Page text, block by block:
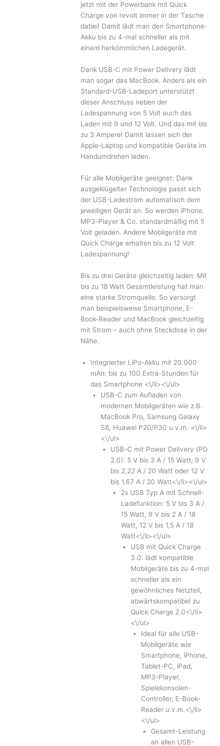
jetzt mit der Powerbank mit Quick
Charge von revolt immer in der Tasche
dabei! Damit lädt man den Smartphone-
Akku bis zu 4-mal schneller als mit
einem herkömmlichen Ladegerät.
Dank USB-C mit Power Delivery lädt
man sogar das MacBook. Anders als ein
Standard-USB-Ladeport unterstützt
dieser Anschluss neben der
Ladespannung von 5 Volt auch das
Laden mit 9 und 12 Volt. Und das mit bis
zu 3 Ampere! Damit lassen sich der
Apple-Laptop und kompatible Geräte im
Handumdrehen laden.
Für alle Mobilgeräte geeignet: Dank
ausgeklügelter Technologie passt sich
der USB-Ladestrom automatisch dem
jeweiligen Gerät an. So werden iPhone,
MP3-Player & Co. standardmäßig mit 5
Volt geladen. Andere Mobilgeräte mit
Quick Charge erhalten bis zu 12 Volt
Ladespannung!
Bis zu drei Geräte gleichzeitig laden: Mit
bis zu 18 Watt Gesamtleistung hat man
eine starke Stromquelle. So versorgt
man beispielsweise Smartphone, E-
Book-Reader und MacBook gleichzeitig
mit Strom – auch ohne Steckdose in der
Nähe.
Integrierter LiPo-Akku mit 20.000
mAh: bis zu 100 Extra-Stunden für
das Smartphone <\/li><\/ul>
USB-C zum Aufladen von
modernen Mobilgeräten wie z.B.
MacBook Pro, Samsung Galaxy
S8, Huawei P20/P30 u.v.m. <\/li>
<\/ul>
USB-C mit Power Delivery (PD
2.0): 5 V bis 3 A / 15 Watt, 9 V
bis 2,22 A / 20 Watt oder 12 V
bis 1,67 A / 20 Watt<\/li><\/ul>
2x USB Typ A mit Schnell-
Ladefunktion: 5 V bis 3 A /
15 Watt, 9 V bis 2 A / 18
Watt, 12 V bis 1,5 A / 18
Watt<\/li><\/ul>
USB mit Quick Charge
3.0: lädt kompatible
Mobilgeräte bis zu 4-mal
schneller als ein
gewöhnliches Netzteil,
abwärtskompatibel zu
Quick Charge 2.0<\/li>
<\/ul>
Ideal für alle USB-
Mobilgeräte wie
Smartphone, iPhone,
Tablet-PC, iPad,
MP3-Player,
Spielekonsolen-
Controller, E-Book-
Reader u.v.m.<\/li>
<\/ul>
Gesamt-Leistung
an allen USB-